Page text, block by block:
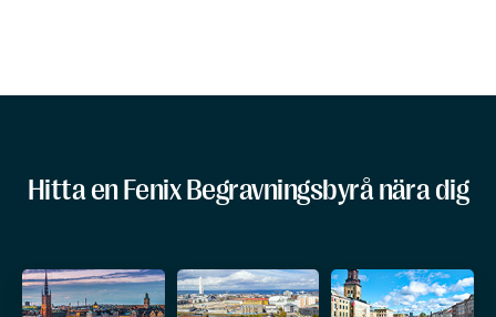
Hitta en Fenix Begravningsbyrå nära dig